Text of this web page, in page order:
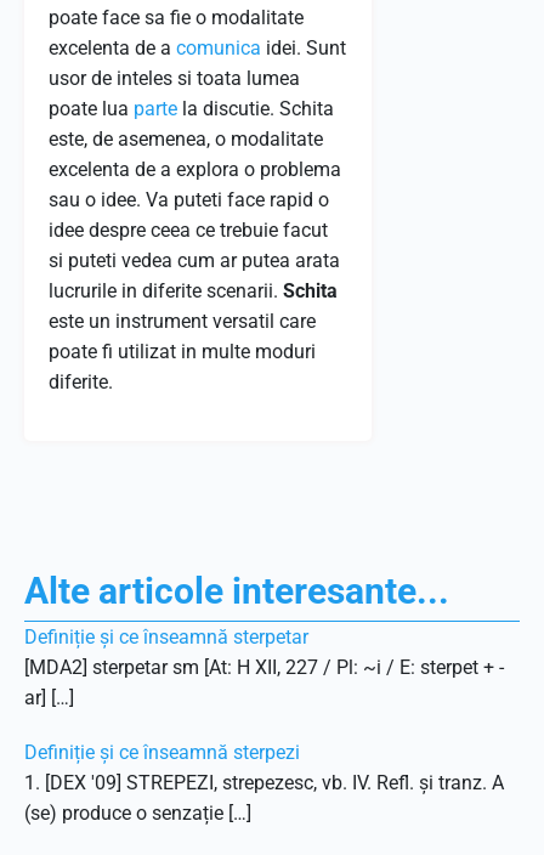
poate face sa fie o modalitate
excelenta de a comunica idei. Sunt
usor de inteles si toata lumea
poate lua parte la discutie. Schita
este, de asemenea, o modalitate
excelenta de a explora o problema
sau o idee. Va puteti face rapid o
idee despre ceea ce trebuie facut
si puteti vedea cum ar putea arata
lucrurile in diferite scenarii. Schita
este un instrument versatil care
poate fi utilizat in multe moduri
diferite.
Alte articole interesante...
Definiție și ce înseamnă sterpetar
[MDA2] sterpetar sm [At: H XII, 227 / Pl: ~i / E: sterpet + -
ar] […]
Definiție și ce înseamnă sterpezi
1. [DEX '09] STREPEZI, strepezesc, vb. IV. Refl. și tranz. A
(se) produce o senzație […]